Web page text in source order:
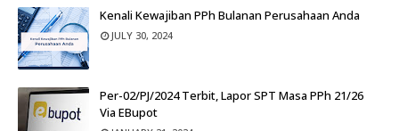
Kenali Kewajiban PPh Bulanan Perusahaan Anda
JULY 30, 2024
Per-02/PJ/2024 Terbit, Lapor SPT Masa PPh 21/26
Via EBupot